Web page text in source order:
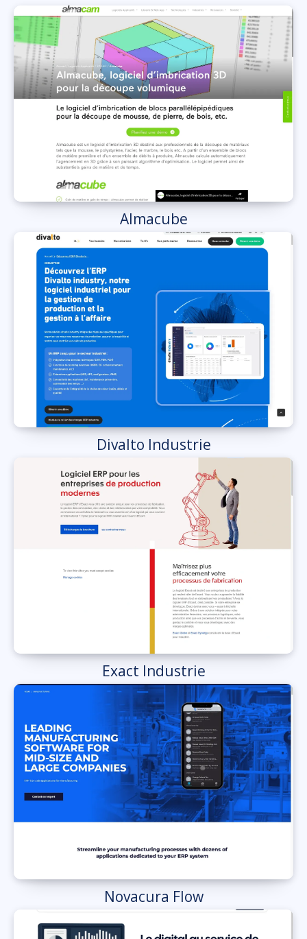
Almacube
Divalto Industrie
Exact Industrie
Novacura Flow